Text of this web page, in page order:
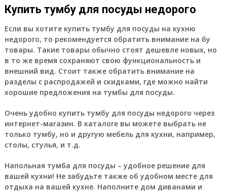
Купить тумбу для посуды недорого
Если вы хотите купить тумбу для посуды на кухню
недорого, то рекомендуется обратить внимание на бу
товары. Такие товары обычно стоят дешевле новых, но
в то же время сохраняют свою функциональность и
внешний вид. Стоит также обратить внимание на
разделы с распродажей и скидками, где можно найти
хорошие предложения на тумбы для посуды.
Очень удобно купить тумбу для посуды недорого через
интернет-магазин. В каталоге вы можете выбрать не
только тумбу, но и другую мебель для кухни, например,
столы, стулья, и т.д.
Напольная тумба для посуды – удобное решение для
вашей кухни! Не забудьте также об удобном месте для
отдыха на вашей кухне. Наполните дом диванами и